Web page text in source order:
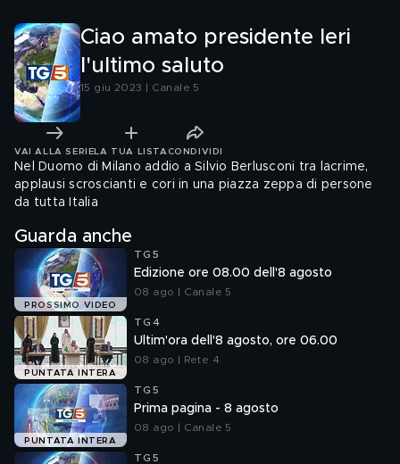
Ciao amato presidente Ieri
l'ultimo saluto
15 giu 2023 | Canale 5
VAI ALLA SERIE LA TUA LISTA CONDIVIDI
Nel Duomo di Milano addio a Silvio Berlusconi tra lacrime,
applausi scroscianti e cori in una piazza zeppa di persone
da tutta Italia
Guarda anche
PROSSIMO VIDEO
TG5
Edizione ore 08.00 dell'8 agosto
08 ago | Canale 5
PUNTATA INTERA
TG4
Ultim'ora dell'8 agosto, ore 06.00
08 ago | Rete 4
PUNTATA INTERA
TG5
Prima pagina - 8 agosto
08 ago | Canale 5
TG5